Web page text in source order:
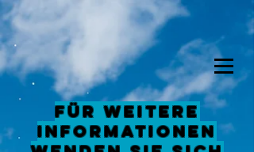
Für weitere
Informationen